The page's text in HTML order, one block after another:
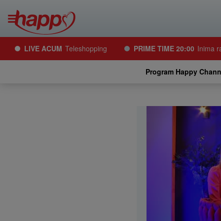
LIVE ACUM Teleshopping PRIME TIME 20:00 Inima
Program Happy